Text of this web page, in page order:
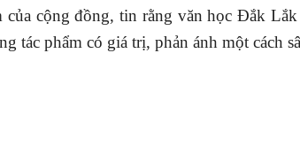
của cộng đồng, tin rằng văn học Đắk
tác phẩm có giá trị, phản ánh một cách